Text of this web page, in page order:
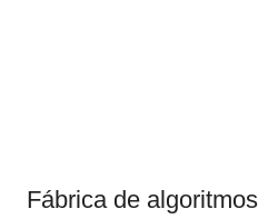
Fábrica de algoritmos